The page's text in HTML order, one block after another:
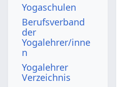
Yogaschulen
Berufsverband
der
Yogalehrer/inne
n
Yogalehrer
Verzeichnis